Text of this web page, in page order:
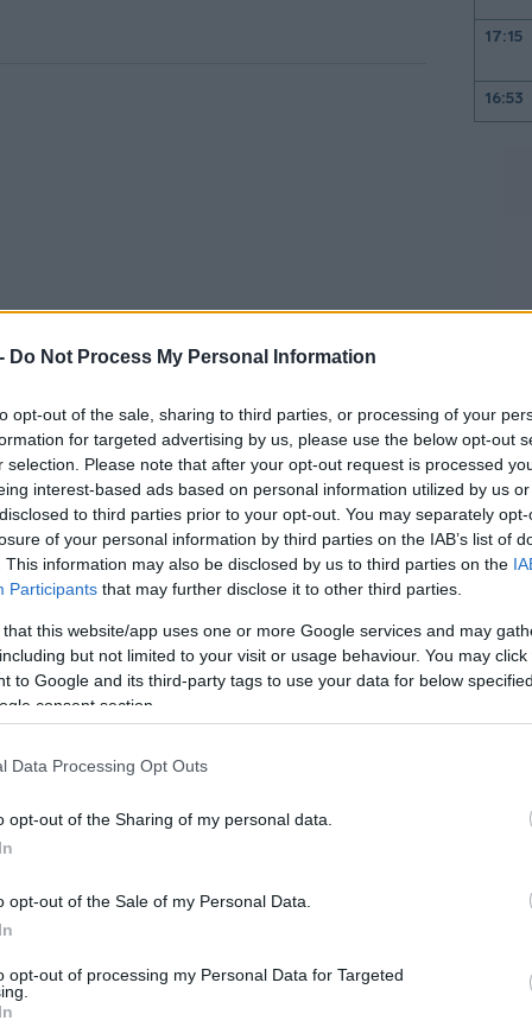
Do Not Process My Personal Information
opt-out of the sale, sharing to third parties, or processing of your
for targeted advertising by us, please use the below opt-out
selection. Please note that after your opt-out request is processed
interest-based ads based on personal information utilized by us
to third parties prior to your opt-out. You may separately
of your personal information by third parties on the IAB’s list of
This information may also be disclosed by us to third parties on the
Participants that may further disclose it to other third parties.
that this website/app uses one or more Google services and may
but not limited to your visit or usage behaviour. You may
to Google and its third-party tags to use your data for below
consent section.
Data Processing Opt Outs
opt-out of the Sharing of my personal data.
opt-out of the Sale of my Personal Data.
opt-out of processing my Personal Data for Targeted
οικονομική κατάσταση, ιδίως η
εξακολουθούν να υπάρχουν διάφοροι
προσεκτικά την κατάσταση
αποφάσεις», επεσήμανε.
την αβεβαιότητα και σε περίπτωση
πληθωρισμός αρχίσει να
αυτόν τον στόχο του 2%, τότε η ΕΚΤ
17:15
16:53
15:47
15:35
15:00